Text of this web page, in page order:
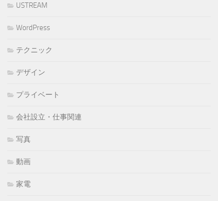
USTREAM
WordPress
テクニック
デザイン
プライベート
会社設立・仕事関連
写真
動画
家電